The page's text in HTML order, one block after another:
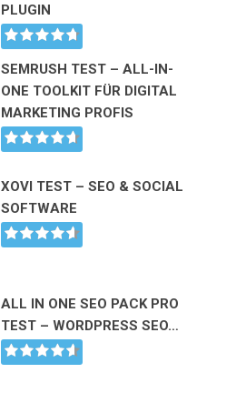
PLUGIN
SEMRUSH TEST – ALL-IN-
ONE TOOLKIT FÜR DIGITAL
MARKETING PROFIS
XOVI TEST – SEO & SOCIAL
SOFTWARE
ALL IN ONE SEO PACK PRO
TEST – WORDPRESS SEO…